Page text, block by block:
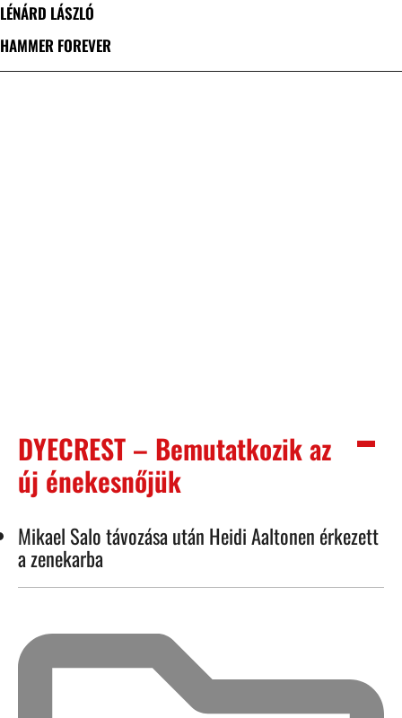
LÉNÁRD LÁSZLÓ
HAMMER FOREVER
DYECREST – Bemutatkozik az
új énekesnőjük
Mikael Salo távozása után Heidi Aaltonen érkezett
a zenekarba